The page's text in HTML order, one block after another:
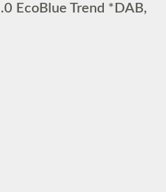
EcoBlue Trend *DAB,